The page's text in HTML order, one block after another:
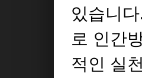
있습니
로 인간
적인 실